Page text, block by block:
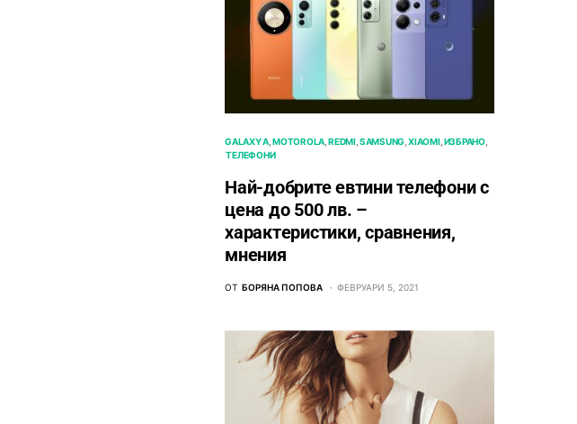
GALAXY A MOTOROLA REDMI SAMSUNG XIAOMI ИЗБРАНО
ТЕЛЕФОНИ
Най-добрите евтини телефони с
ценa до 500 лв. –
характeристики, сравнения,
мнения
ОТ БОРЯНА ПОПОВА ФЕВРУАРИ 5, 2021